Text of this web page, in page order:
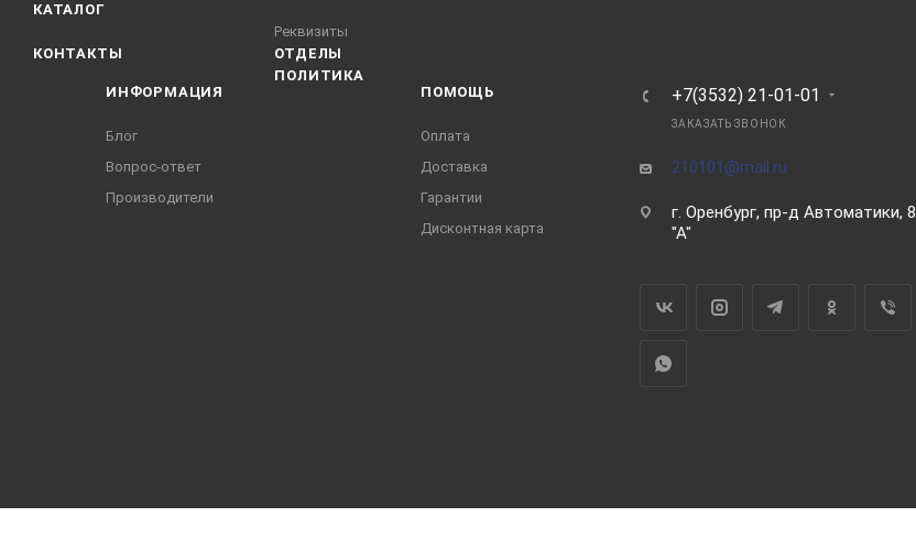
КАТАЛОГ
КОНТАКТЫ
Реквизиты
ОТДЕЛЫ
ПОЛИТИКА
ИНФОРМАЦИЯ
Блог
Вопрос-ответ
Производители
ПОМОЩЬ
Оплата
Доставка
Гарантии
Дисконтная карта
+7(3532) 21-01-01
ЗАКАЗАТЬ ЗВОНОК
210101@mail.ru
г. Оренбург, пр-д Автоматики, 8
"А"